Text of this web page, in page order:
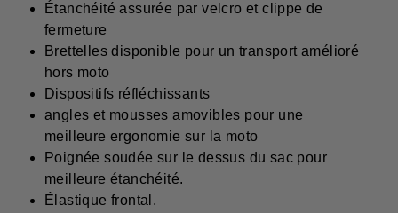
Étanchéité assurée par velcro et clippe de
fermeture
Brettelles disponible pour un transport amélioré
hors moto
Dispositifs réfléchissants
angles et mousses amovibles pour une
meilleure ergonomie sur la moto
Poignée soudée sur le dessus du sac pour
meilleure étanchéité.
Élastique frontal.